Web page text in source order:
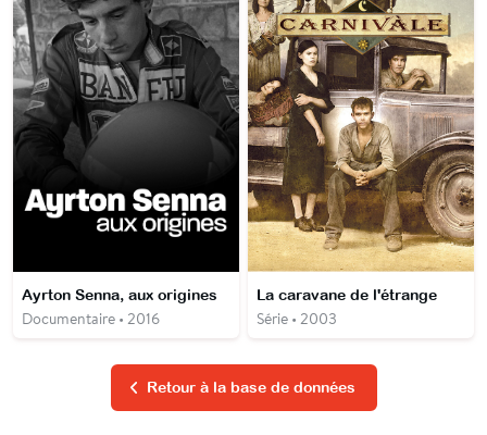
Ayrton Senna, aux origines
Documentaire • 2016
La caravane de l'étrange
Série • 2003
Retour à la base de données